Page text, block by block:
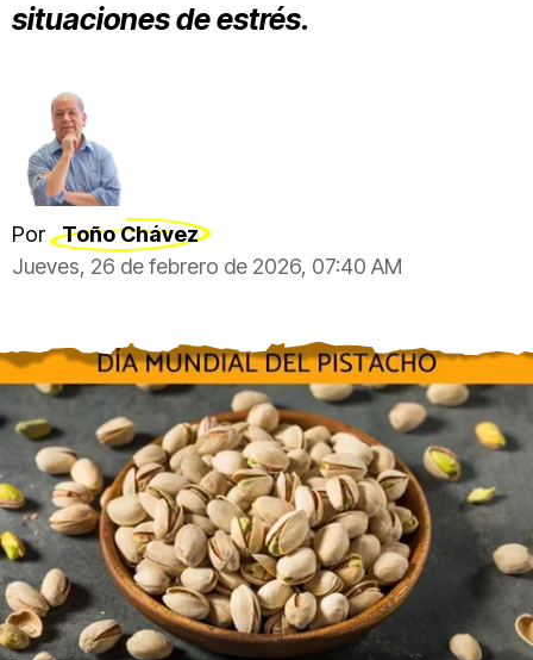
situaciones de estrés.
Por
Toño Chávez
Jueves, 26 de febrero de 2026, 07:40 AM